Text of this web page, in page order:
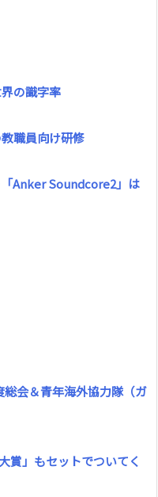
の識字率
職員向け研修
Anker Soundcore2」は
総会＆青年海外協力隊（ガ
賞」もセットでついてく